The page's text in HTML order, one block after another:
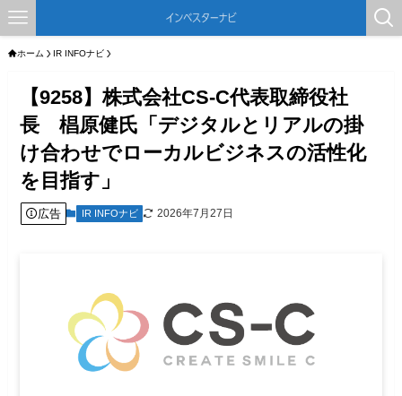
ホーム IR INFOナビ
【9258】株式会社CS-C代表取締役社
長 椙原健氏「デジタルとリアルの掛
け合わせでローカルビジネスの活性化
を目指す」
広告 IR INFOナビ 2026年7月27日